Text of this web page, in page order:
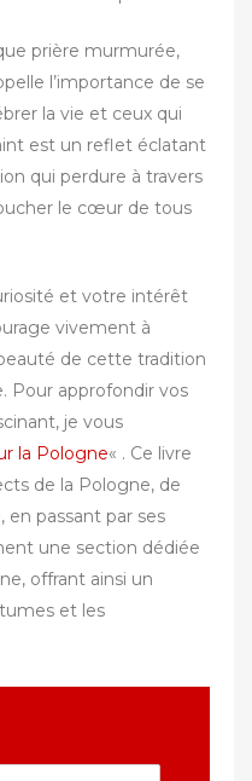
prière murmurée,
l’importance de se
la vie et ceux qui
est un reflet éclatant
qui perdure à travers
le cœur de tous
et votre intérêt
vivement à
de cette tradition
Pour approfondir vos
je vous
la Pologne« . Ce livre
de la Pologne, de
en passant par ses
une section dédiée
offrant ainsi un
et les